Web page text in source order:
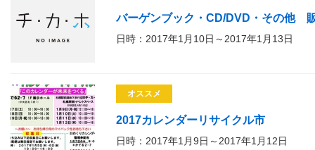
バーゲンブック・CD/DVD・その他
日時：2017年1月10日～2017年1月13日
オススメ
2017カレンダーリサイクル市
日時：2017年1月9日～2017年1月12日